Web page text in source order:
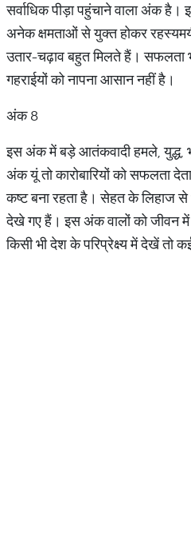
सर्वाधिक पीड़ा पहुंचाने वाला अंक
अनेक क्षमताओं से युक्त होकर
उतार-चढ़ाव बहुत मिलते हैं। सफलता
गहराईयों को नापना आसान नहीं है।
अंक 8
इस अंक में बड़े आतंकवादी हमले, युद्ध,
अंक यूं तो कारोबारियों को सफलता
कष्ट बना रहता है। सेहत के लिहाज
देखे गए हैं। इस अंक वालों को जीवन
किसी भी देश के परिप्रेक्ष्य में देखें तो